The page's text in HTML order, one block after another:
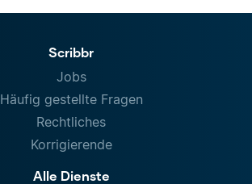
Scribbr
Jobs
Häufig gestellte Fragen
Rechtliches
Korrigierende
Alle Dienste